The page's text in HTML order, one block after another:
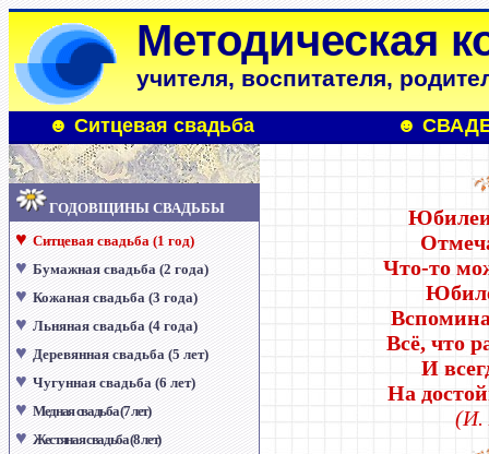
Методическая
учителя, воспитателя,
☻ Ситцевая свадьба ☻
ГОДОВЩИНЫ СВАДЬБЫ
♥ Ситцевая свадьба (1 год)
♥ Бумажная свадьба (2 года)
♥ Кожаная свадьба (3 года)
♥ Льняная свадьба (4 года)
♥ Деревянная свадьба (5 лет)
♥ Чугунная свадьба (6 лет)
♥ Медная свадьба (7 лет)
♥ Жестяная свадьба (8 лет)
Что-то
Всё, что
И
На
(И.